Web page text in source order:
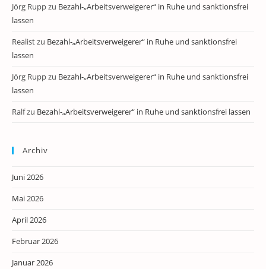
Jörg Ruppzu Bezahl-„Arbeitsverweigerer“ in Ruhe und sanktionsfrei
lassen
Realistzu Bezahl-„Arbeitsverweigerer“ in Ruhe und sanktionsfrei
lassen
Jörg Ruppzu Bezahl-„Arbeitsverweigerer“ in Ruhe und sanktionsfrei
lassen
Ralfzu Bezahl-„Arbeitsverweigerer“ in Ruhe und sanktionsfrei lassen
Archiv
Juni 2026
Mai 2026
April 2026
Februar 2026
Januar 2026